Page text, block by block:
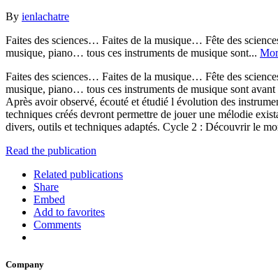
By ienlachatre
Faites des sciences… Faites de la musique… Fête des
musique, piano… tous ces instruments de musique sont...
Faites des sciences… Faites de la musique… Fête des
musique, piano… tous ces instruments de musique sont
Après avoir observé, écouté et étudié l évolution des
techniques créés devront permettre de jouer une mélodie
divers, outils et techniques adaptés. Cycle 2 : Découvrir le
Read the publication
Related publications
Share
Embed
Add to favorites
Comments
Company